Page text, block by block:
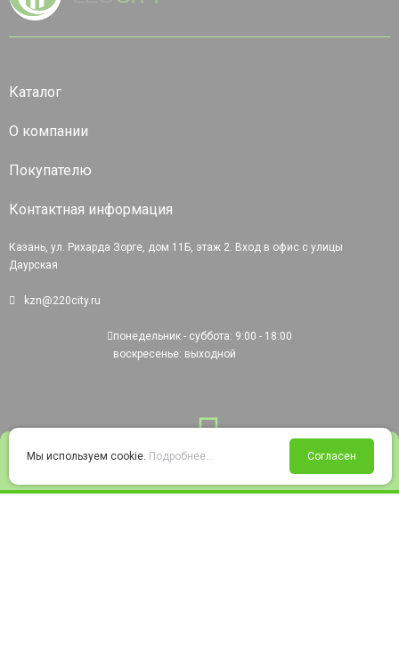
Войти Избранное Корзина
Каталог
О компании
Покупателю
Контактная информация
Казань, ул. Рихарда Зорге, дом 11Б, этаж 2. Вход в офис с улицы
Даурская
kzn@220city.ru
понедельник - суббота: 9:00 - 18:00
воскресенье: выходной
Мы используем cookie. Подробнее... Согласен